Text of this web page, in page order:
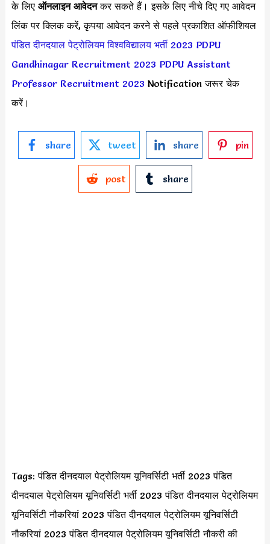
के लिए ऑनलाइन आवेदनकर सकते हैं। इसके लिए नीचे दिए गए आवेदन
लिंक पर क्लिक करें, कृपया आवेदन करने से पहले प्रकाशित ऑफीशियल
पंडित दीनदयाल पेट्रोलियम विश्वविद्यालय भर्ती 2023 PDPU
Gandhinagar Recruitment 2023 PDPU Assistant
Professor Recruitment 2023 Notification जरूर चेक
करें।
share tweet share pin
post share
Tags: पंडित दीनदयाल पेट्रोलियम यूनिवर्सिटी भर्ती 2023 पंडित
दीनदयाल पेट्रोलियम यूनिवर्सिटी भर्ती 2023 पंडित दीनदयाल पेट्रोलियम
यूनिवर्सिटी नौकरियां 2023 पंडित दीनदयाल पेट्रोलियम यूनिवर्सिटी
नौकरियां 2023 पंडित दीनदयाल पेट्रोलियम यूनिवर्सिटी नौकरी की